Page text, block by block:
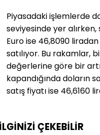
Piyasadaki işlemlerde
seviyesinde yer alırken,
Euro ise 46,8090
satılıyor. Bu rakamlar,
değerlerine göre bir
kapandığında doların
satış fiyatı ise 46,6160
ÇEKEBİLİR